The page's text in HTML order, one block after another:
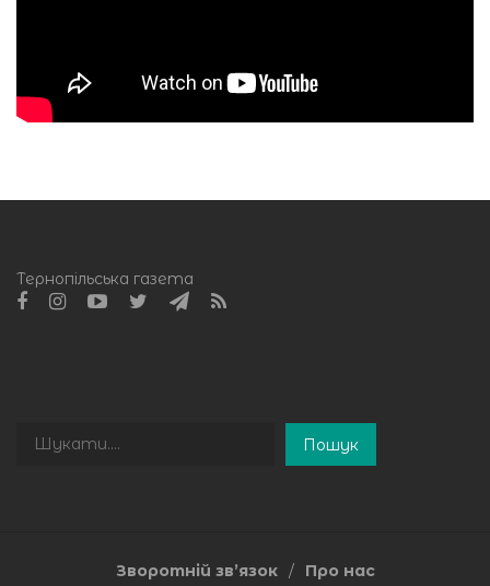
Тернопільська газета
Пошук
Пошук
Зворотній зв’язок Про нас